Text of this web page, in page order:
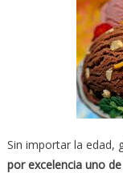
Sin importar la edad,
por excelencia uno